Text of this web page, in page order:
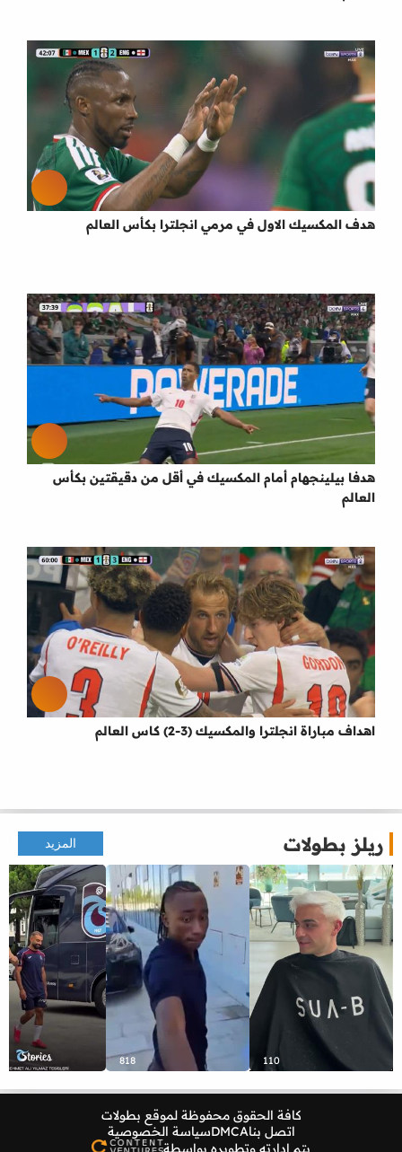
هدف المكسيك الاول في مرمي انجلترا بكأس العالم
هدفا بيلينجهام أمام المكسيك في أقل من دقيقتين بكأس
العالم
اهداف مباراة انجلترا والمكسيك (3-2) كاس العالم
ريلز بطولات المزيد
110
818
كافة الحقوق محفوظة لموقع بطولات
اتصل بناDMCAسياسة الخصوصية
يتم إدارته وتطويره بواسطة